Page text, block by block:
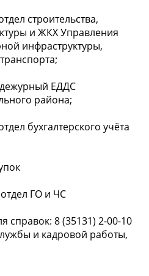
строительства,
и ЖКХ Управления
инфраструктуры,
ЕДДС
района;
бухгалтерского учёта
ГО и ЧС
справок: 8 (35131) 2-00-10
и кадровой работы,